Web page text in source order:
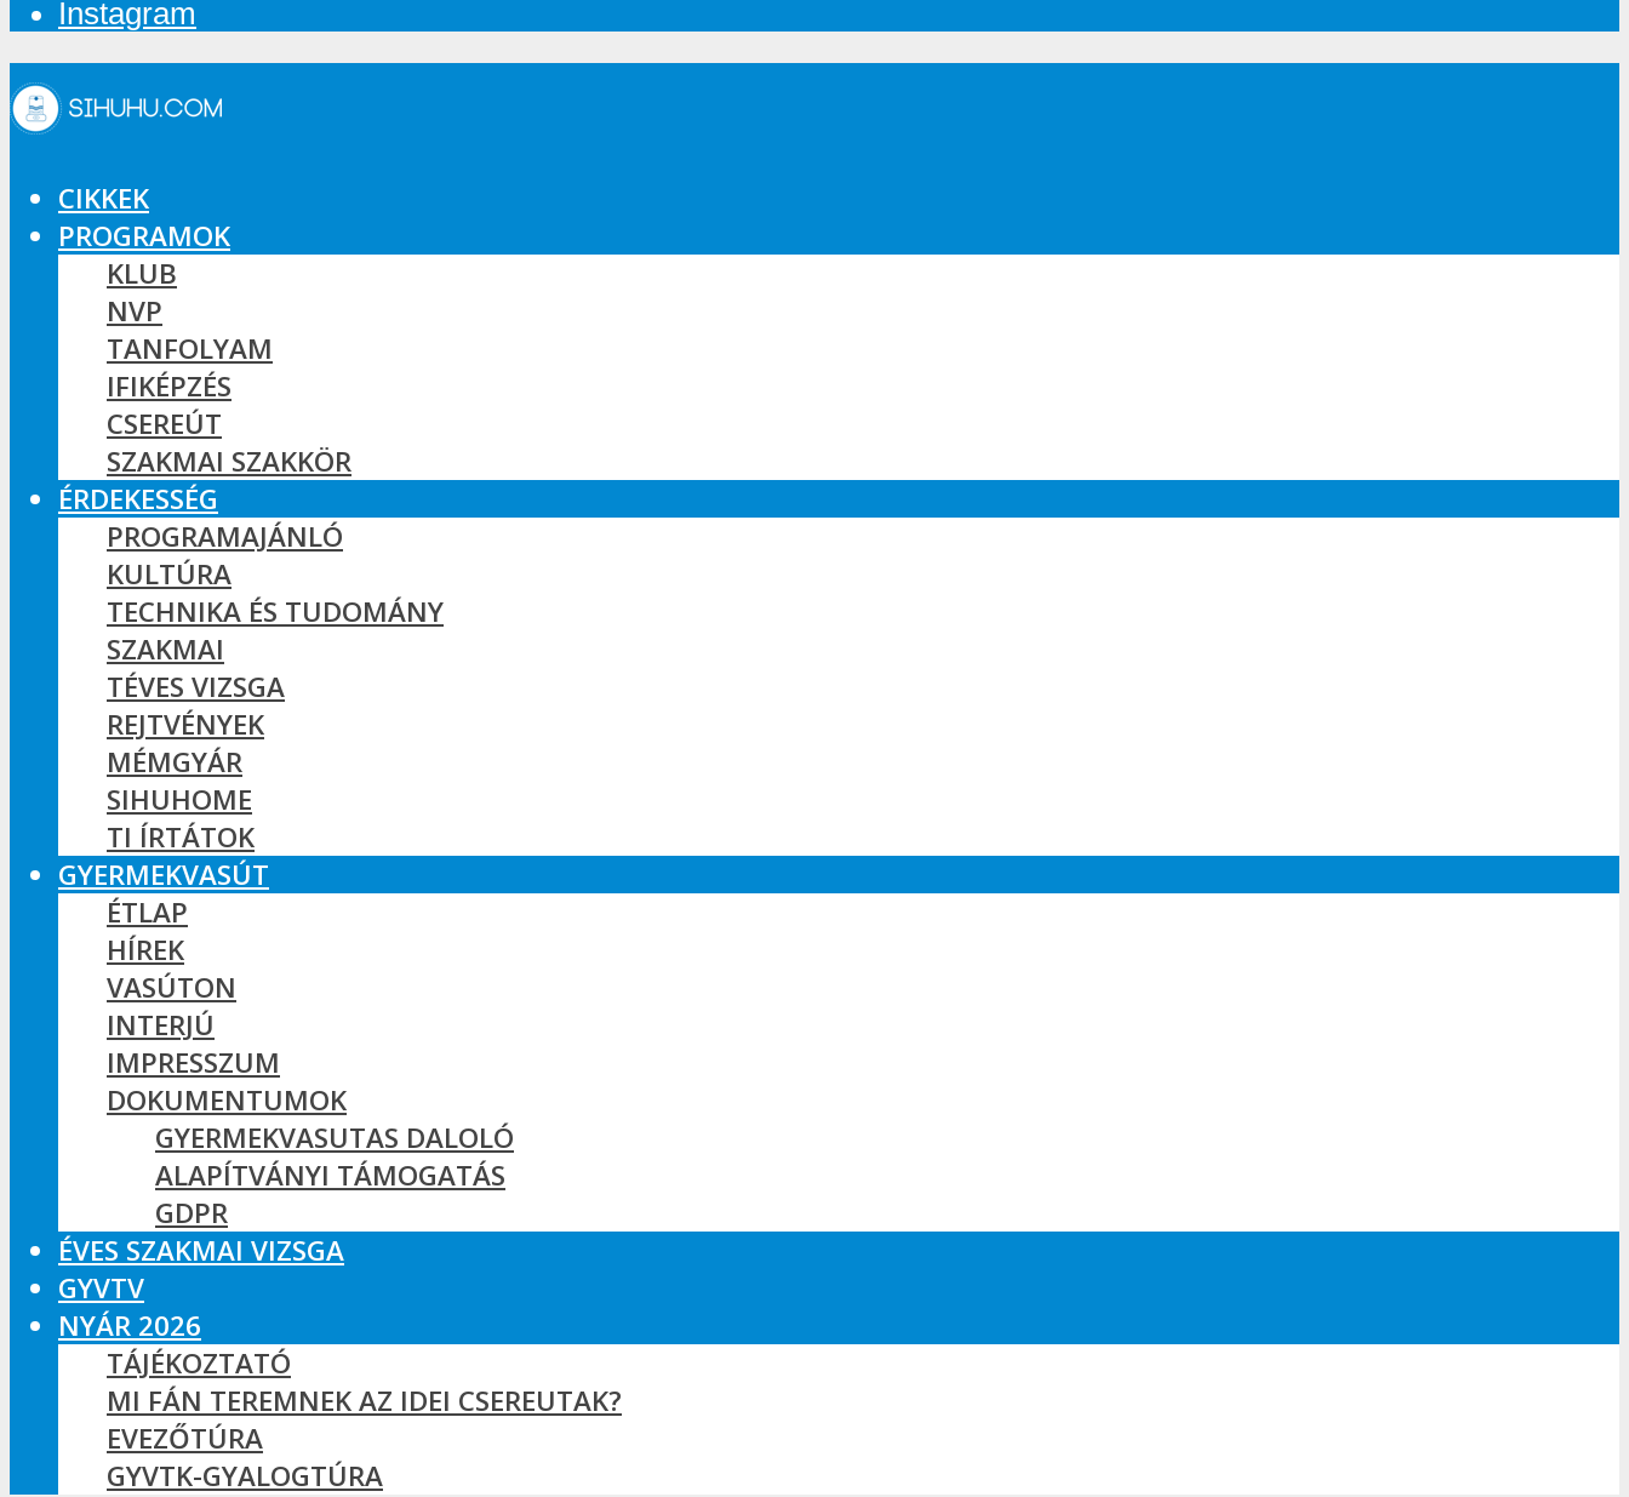
Instagram
CIKKEK
PROGRAMOK
KLUB
NVP
TANFOLYAM
IFIKÉPZÉS
CSEREÚT
SZAKMAI SZAKKÖR
ÉRDEKESSÉG
PROGRAMAJÁNLÓ
KULTÚRA
TECHNIKA ÉS TUDOMÁNY
SZAKMAI
TÉVES VIZSGA
REJTVÉNYEK
MÉMGYÁR
SIHUHOME
TI ÍRTÁTOK
GYERMEKVASÚT
ÉTLAP
HÍREK
VASÚTON
INTERJÚ
IMPRESSZUM
DOKUMENTUMOK
GYERMEKVASUTAS DALOLÓ
ALAPÍTVÁNYI TÁMOGATÁS
GDPR
ÉVES SZAKMAI VIZSGA
GYVTV
NYÁR 2026
TÁJÉKOZTATÓ
MI FÁN TEREMNEK AZ IDEI CSEREUTAK?
EVEZŐTÚRA
GYVTK-GYALOGTÚRA